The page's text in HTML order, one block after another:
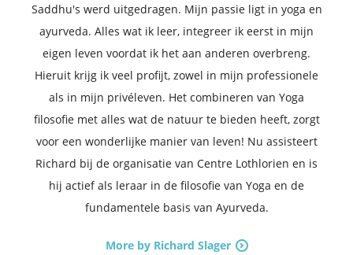
Saddhu's werd uitgedragen. Mijn passie ligt in yoga en
ayurveda. Alles wat ik leer, integreer ik eerst in mijn
eigen leven voordat ik het aan anderen overbreng.
Hieruit krijg ik veel profijt, zowel in mijn professionele
als in mijn privéleven. Het combineren van Yoga
filosofie met alles wat de natuur te bieden heeft, zorgt
voor een wonderlijke manier van leven! Nu assisteert
Richard bij de organisatie van Centre Lothlorien en is
hij actief als leraar in de filosofie van Yoga en de
fundamentele basis van Ayurveda.
More by Richard Slager